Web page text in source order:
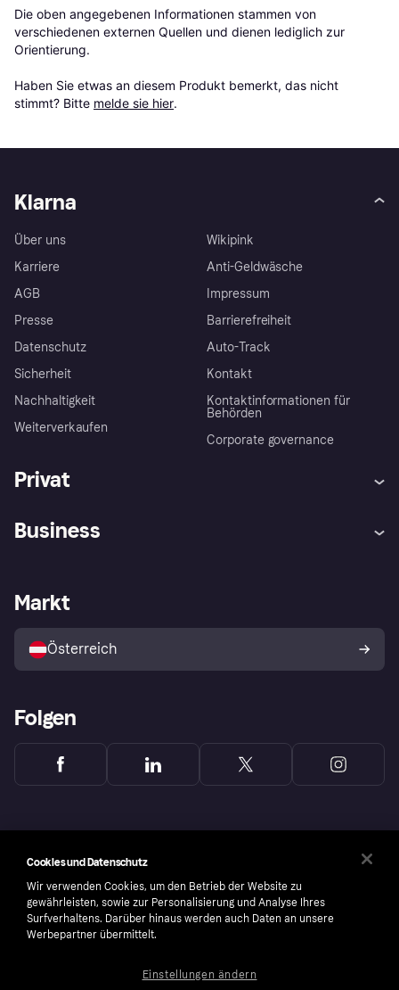
Die oben angegebenen Informationen stammen von
verschiedenen externen Quellen und dienen lediglich zur
Orientierung.
Haben Sie etwas an diesem Produkt bemerkt, das nicht
stimmt? Bitte melde sie hier.
Klarna
Über uns
Karriere
AGB
Presse
Datenschutz
Sicherheit
Nachhaltigkeit
Weiterverkaufen
Wikipink
Anti-Geldwäsche
Impressum
Barrierefreiheit
Auto-Track
Kontakt
Kontaktinformationen für
Behörden
Corporate governance
Privat
Shops entdecken
Business
Händlerportal
Markt
Österreich
Folgen
Cookies und Datenschutz
Wir verwenden Cookies, um den Betrieb der Website zu
gewährleisten, sowie zur Personalisierung und Analyse Ihres
Surfverhaltens. Darüber hinaus werden auch Daten an unsere
Werbepartner übermittelt.
Einstellungen ändern